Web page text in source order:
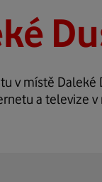
v místě
a televize v